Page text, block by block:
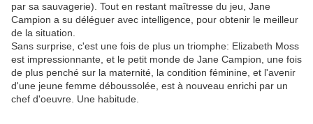
par sa sauvagerie). Tout en restant maîtresse du jeu, Jane
Campion a su déléguer avec intelligence, pour obtenir le meilleur
de la situation.
Sans surprise, c'est une fois de plus un triomphe: Elizabeth Moss
est impressionnante, et le petit monde de Jane Campion, une fois
de plus penché sur la maternité, la condition féminine, et l'avenir
d'une jeune femme déboussolée, est à nouveau enrichi par un
chef d'oeuvre. Une habitude.